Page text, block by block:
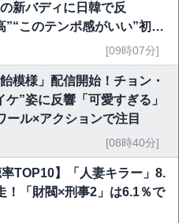
新バディに日韓で反
”“このテンポ感がいい”初回
[09時07分]
模様」配信開始！チョン・
ケ”姿に反響「可愛すぎる」
ール×アクションで注目
[08時40分]
率TOP10】「人妻キラー」8.
！「財閥×刑事2」は6.1％で